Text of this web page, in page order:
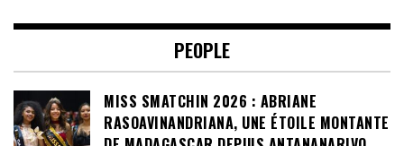
PEOPLE
MISS SMATCHIN 2026 : ABRIANE
RASOAVINANDRIANA, UNE ÉTOILE MONTANTE